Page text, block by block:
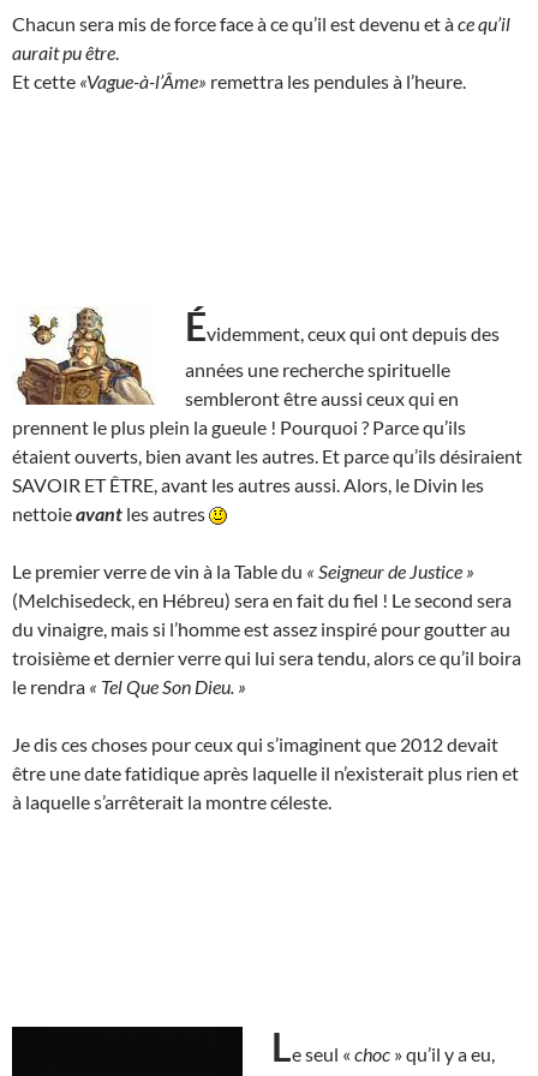
Chacun sera mis de force face à ce qu’il est devenu et àce qu’il
aurait pu être
Et cette «Vague-à-l’Âme» remettra les pendules à l’heure.
Évidemment, ceux qui ont depuis des
années une recherche spirituelle
sembleront être aussi ceux qui en
prennent le plus plein la gueule ! Pourquoi ? Parce qu’ils
étaient ouverts, bien avant les autres. Et parce qu’ils désiraient
SAVOIR ET ÊTRE, avant les autres aussi. Alors, le Divin les
nettoieavant les autres
Le premier verre de vin à la Table du « Seigneur de Justice »
(Melchisedeck, en Hébreu) sera en fait du fiel ! Le second sera
du vinaigre, mais si l’homme est assez inspiré pour goutter au
troisième et dernier verre qui lui sera tendu, alors ce qu’il boira
le rendra « Tel Que Son Dieu. »
Je dis ces choses pour ceux qui s’imaginent que 2012 devait
être une date fatidique après laquelle il n’existerait plus rien et
à laquelle s’arrêterait la montre céleste.
Le seul « choc » qu’il y a eu,